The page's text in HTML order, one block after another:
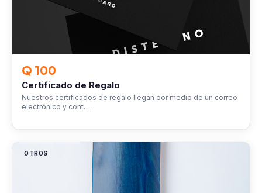
Q 100
Certificado de Regalo
Nuestros certificados de regalo llegan por medio de un correo
electrónico y cont…
OTROS